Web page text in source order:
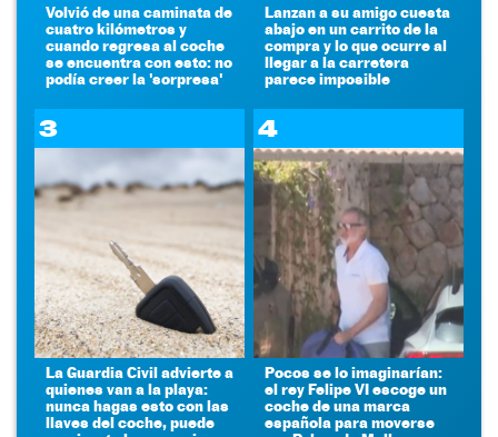
Volvió de una caminata de
cuatro kilómetros y
cuando regresa al coche
se encuentra con esto: no
podía creer la 'sorpresa'
Lanzan a su amigo cuesta
abajo en un carrito de la
compra y lo que ocurre al
llegar a la carretera
parece imposible
3
La Guardia Civil advierte a
quienes van a la playa:
nunca hagas esto con las
llaves del coche, puede
4
Pocos se lo imaginarían:
el rey Felipe VI escoge un
coche de una marca
española para moverse